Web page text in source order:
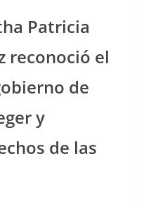
Patricia
reconoció el
de
y
de las